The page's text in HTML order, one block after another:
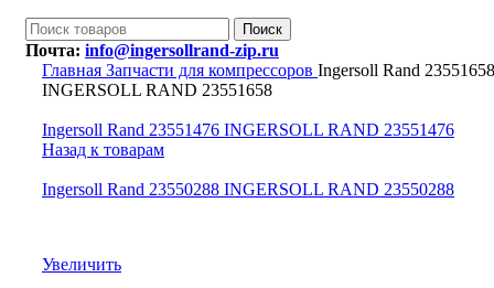
Поиск
Почта: info@ingersollrand-zip.ru
Главная Запчасти для компрессоров Ingersoll Rand 23551658
INGERSOLL RAND 23551658
Ingersoll Rand 23551476 INGERSOLL RAND 23551476
Назад к товарам
Ingersoll Rand 23550288 INGERSOLL RAND 23550288
Увеличить